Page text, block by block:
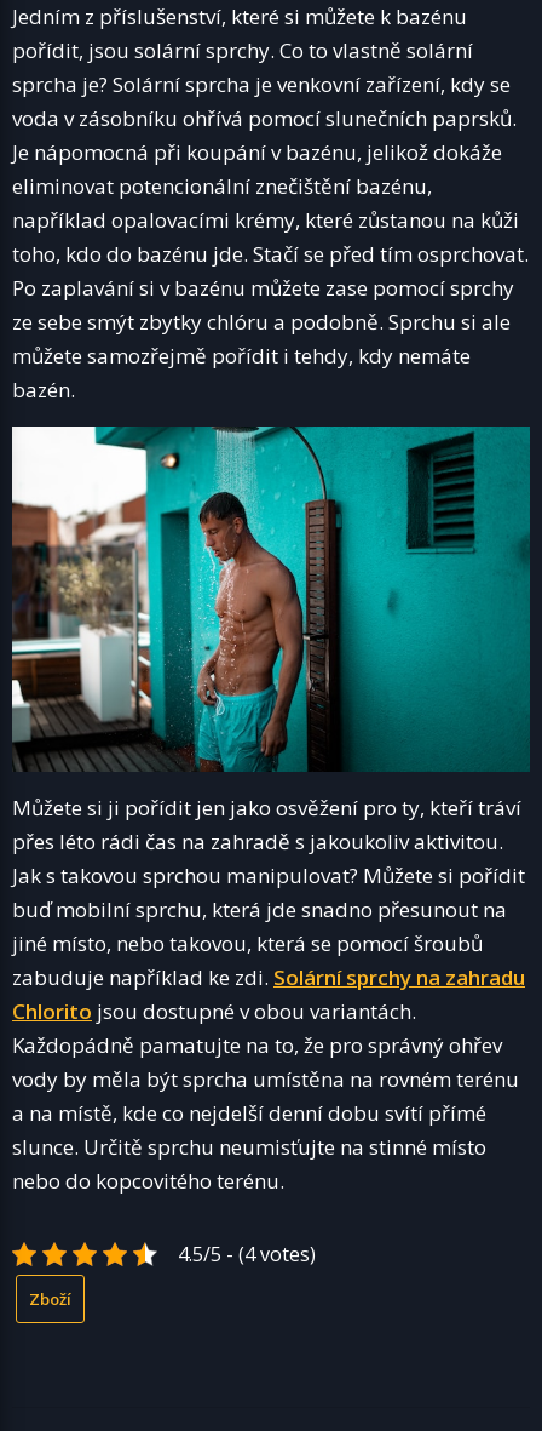
Jedním z příslušenství, které si můžete k bazénu
pořídit, jsou solární sprchy. Co to vlastně solární
sprcha je? Solární sprcha je venkovní zařízení, kdy se
voda v zásobníku ohřívá pomocí slunečních paprsků.
Je nápomocná při koupání v bazénu, jelikož dokáže
eliminovat potencionální znečištění bazénu,
například opalovacími krémy, které zůstanou na kůži
toho, kdo do bazénu jde. Stačí se před tím osprchovat.
Po zaplavání si v bazénu můžete zase pomocí sprchy
ze sebe smýt zbytky chlóru a podobně. Sprchu si ale
můžete samozřejmě pořídit i tehdy, kdy nemáte
bazén.
Můžete si ji pořídit jen jako osvěžení pro ty, kteří tráví
přes léto rádi čas na zahradě s jakoukoliv aktivitou.
Jak s takovou sprchou manipulovat? Můžete si pořídit
buď mobilní sprchu, která jde snadno přesunout na
jiné místo, nebo takovou, která se pomocí šroubů
zabuduje například ke zdi. Solární sprchy na zahradu
Chlorito jsou dostupné v obou variantách.
Každopádně pamatujte na to, že pro správný ohřev
vody by měla být sprcha umístěna na rovném terénu
a na místě, kde co nejdelší denní dobu svítí přímé
slunce. Určitě sprchu neumisťujte na stinné místo
nebo do kopcovitého terénu.
4.5/5 - (4 votes)
Zboží